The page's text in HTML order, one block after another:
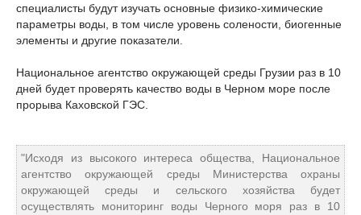
специалисты будут изучать основные физико-химические
параметры воды, в том числе уровень солености, биогенные
элементы и другие показатели.
Национальное агентство окружающей среды Грузии раз в 10
дней будет проверять качество воды в Черном море после
прорыва Каховской ГЭС.
"Исходя из высокого интереса общества, Национальное
агентство окружающей среды Министерства охраны
окружающей среды и сельского хозяйства будет
осуществлять мониторинг воды Черного моря раз в 10